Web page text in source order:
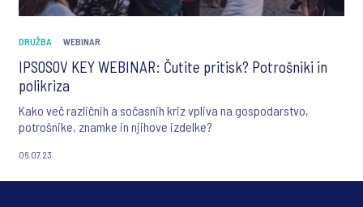
DRUŽBA WEBINAR
IPSOSOV KEY WEBINAR: Čutite pritisk? Potrošniki in
polikriza
Kako več različnih a sočasnih kriz vpliva na gospodarstvo,
potrošnike, znamke in njihove izdelke?
06.07.23